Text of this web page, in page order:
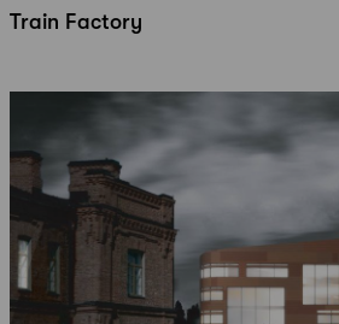
Train Factory